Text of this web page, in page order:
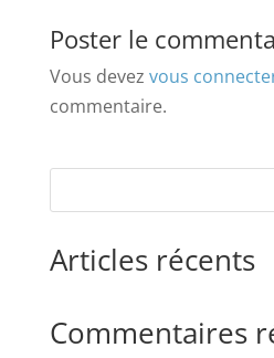
Poster le
Vous devez vous
commentaire.
Articles récents
Commentaires